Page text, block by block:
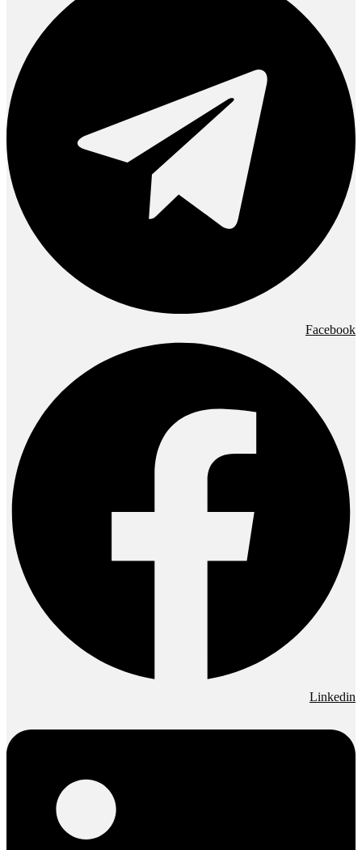
Facebook
Linkedin